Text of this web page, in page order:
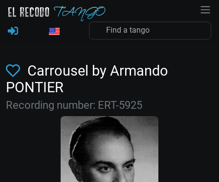
Carrousel by Armando
PONTIER
Recording number: ERT-5925